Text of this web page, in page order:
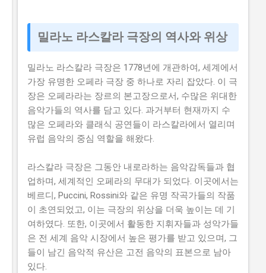
밀라노 라스칼라 극장의 역사와 위상
밀라노 라스칼라 극장은 1778년에 개관하여, 세계에서
가장 유명한 오페라 극장 중 하나로 자리 잡았다. 이 극
장은 오페라라는 장르의 본고장으로서, 수많은 위대한
음악가들의 역사를 담고 있다. 과거부터 현재까지 수
많은 오페라와 클래식 공연들이 라스칼라에서 열리며
유럽 음악의 중심 역할을 해왔다.
라스칼라 극장은 그동안 내로라하는 음악감독들과 협
업하며, 세계적인 오페라의 무대가 되었다. 이곳에서는
베르디, Puccini, Rossini와 같은 유명 작곡가들의 작품
이 초연되었고, 이는 극장의 위상을 더욱 높이는 데 기
여하였다. 또한, 이곳에서 활동한 지휘자들과 성악가들
은 전 세계 음악 시장에서 높은 평가를 받고 있으며, 그
들이 남긴 음악적 유산은 고전 음악의 표본으로 남아
있다.